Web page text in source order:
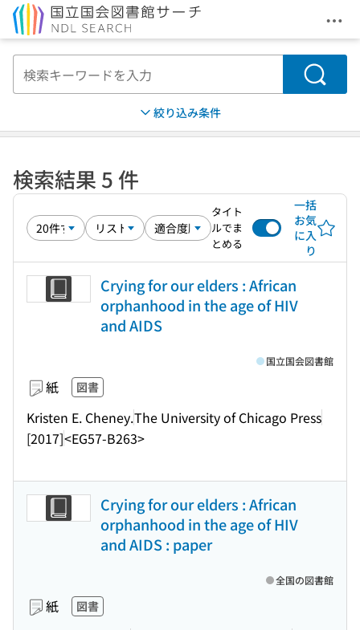
メ
検索
絞り込み条件
検索結果 5 件
タイト
ルでま
とめる
一括
お気
に入
り
Crying for our elders : African
orphanhood in the age of HIV
and AIDS
紙 図書
Kristen E. Cheney.The University of Chicago Press
[2017]<EG57-B263>
国立国会図書館
Crying for our elders : African
orphanhood in the age of HIV
and AIDS : paper
紙 図書
全国の図書館